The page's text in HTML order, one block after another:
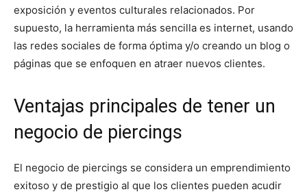
exposición y eventos culturales relacionados. Por
supuesto, la herramienta más sencilla es internet, usando
las redes sociales de forma óptima y/o creando un blog o
páginas que se enfoquen en atraer nuevos clientes.
Ventajas principales de tener un
negocio de piercings
El negocio de piercings se considera un emprendimiento
exitoso y de prestigio al que los clientes pueden acudir